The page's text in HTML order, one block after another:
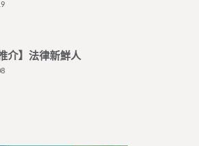
介】法律新鮮人